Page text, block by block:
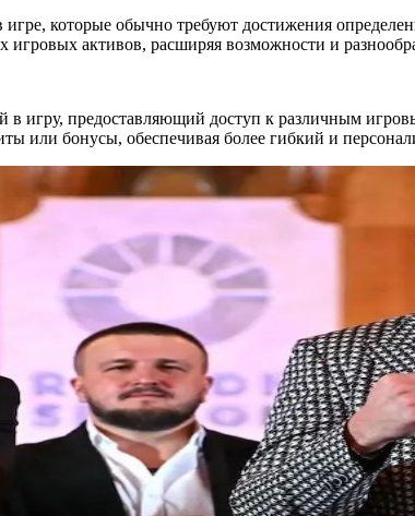
которые обычно требуют достижения
активов, расширяя возможности и
игру, предоставляющий доступ к различным
или бонусы, обеспечивая более гибкий и